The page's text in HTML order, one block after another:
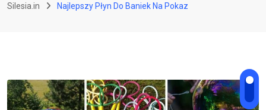
Silesia.in Najlepszy Płyn Do Baniek Na Pokaz